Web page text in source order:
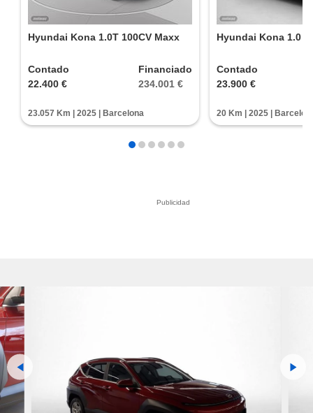
Hyundai Kona 1.0T 100CV Maxx
Contado
22.400 €
Financiado
234.001 €
23.057 Km | 2025 | Barcelona
Hyundai Kona 1.0
Contado
23.900 €
20 Km | 2025 |